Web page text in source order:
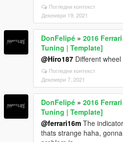
Погледни контекст
Декември 19, 2021
DonFelipé » 2016
Tuning | Template]
@Hiro187 Different
Погледни контекст
Декември 7, 2021
DonFelipé » 2016
Tuning | Template]
@ferrari16m The
thats strange haha,